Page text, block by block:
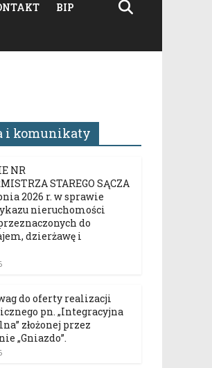
BIP
i komunikaty
NR
STAREGO SĄCZA
2026 r. w sprawie
nieruchomości
do
dzierżawę i
do oferty realizacji
pn. „Integracyjna
złożonej przez
„Gniazdo”.